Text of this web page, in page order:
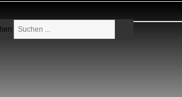
Suchen
...